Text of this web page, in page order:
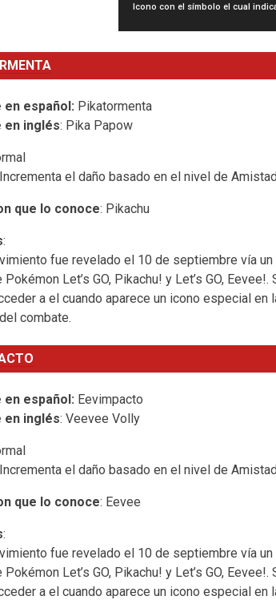
Icono con el símbolo el cual
en español: Pikatormenta
en inglés: Pika Papow
el daño basado en el nivel de
que lo conoce: Pikachu
:
fue revelado el 10 de septiembre vía un
Let’s GO, Pikachu! y Let’s GO, Eevee!.
a el cuando aparece un icono especial en
combate.
en español: Eevimpacto
en inglés: Veevee Volly
el daño basado en el nivel de
que lo conoce: Eevee
:
fue revelado el 10 de septiembre vía un
Let’s GO, Pikachu! y Let’s GO, Eevee!.
a el cuando aparece un icono especial en